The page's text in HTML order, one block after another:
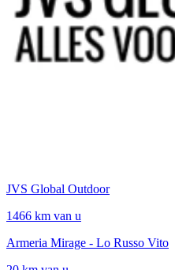
JVS Global Outdoor
1466 km van u
Armeria Mirage - Lo Russo Vito